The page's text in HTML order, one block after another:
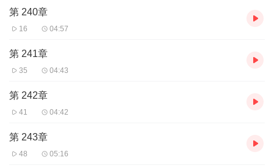
第 240章
16 04:57
第 241章
35 04:43
第 242章
41 04:42
第 243章
48 05:16